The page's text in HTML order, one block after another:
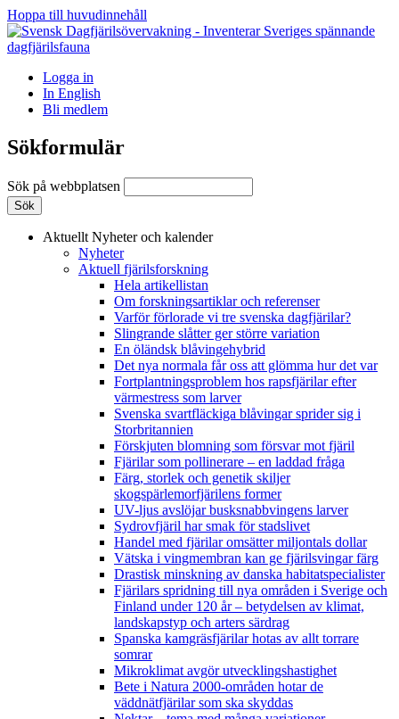
Hoppa till huvudinnehåll
Logga in
In English
Bli medlem
Sökformulär
Sök på webbplatsen
Aktuellt Nyheter och kalender
Nyheter
Aktuell fjärilsforskning
Hela artikellistan
Om forskningsartiklar och referenser
Varför förlorade vi tre svenska dagfjärilar?
Slingrande slåtter ger större variation
En öländsk blåvingehybrid
Det nya normala får oss att glömma hur det var
Fortplantningsproblem hos rapsfjärilar efter
värmestress som larver
Svenska svartfläckiga blåvingar sprider sig i
Storbritannien
Förskjuten blomning som försvar mot fjäril
Fjärilar som pollinerare – en laddad fråga
Färg, storlek och genetik skiljer
skogspärlemorfjärilens former
UV-ljus avslöjar busksnabbvingens larver
Sydrovfjäril har smak för stadslivet
Handel med fjärilar omsätter miljontals dollar
Vätska i vingmembran kan ge fjärilsvingar färg
Drastisk minskning av danska habitatspecialister
Fjärilars spridning till nya områden i Sverige och
Finland under 120 år– betydelsen av klimat,
landskapstyp och arters särdrag
Spanska kamgräsfjärilar hotas av allt torrare
somrar
Mikroklimat avgör utvecklingshastighet
Bete i Natura 2000-områden hotar de
väddnätfjärilar som ska skyddas